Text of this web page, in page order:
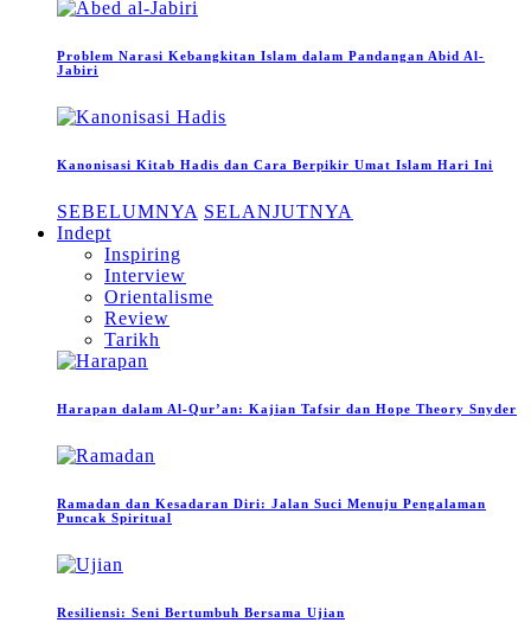
Problem Narasi Kebangkitan Islam dalam Pandangan Abid Al-
Jabiri
Kanonisasi Kitab Hadis dan Cara Berpikir Umat Islam Hari Ini
SEBELUMNYA SELANJUTNYA
Indept
Inspiring
Interview
Orientalisme
Review
Tarikh
Harapan dalam Al-Qur’an: Kajian Tafsir dan Hope Theory Snyder
Ramadan dan Kesadaran Diri: Jalan Suci Menuju Pengalaman
Puncak Spiritual
Resiliensi: Seni Bertumbuh Bersama Ujian